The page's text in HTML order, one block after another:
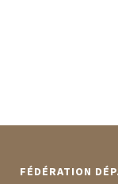
FÉDÉRATION